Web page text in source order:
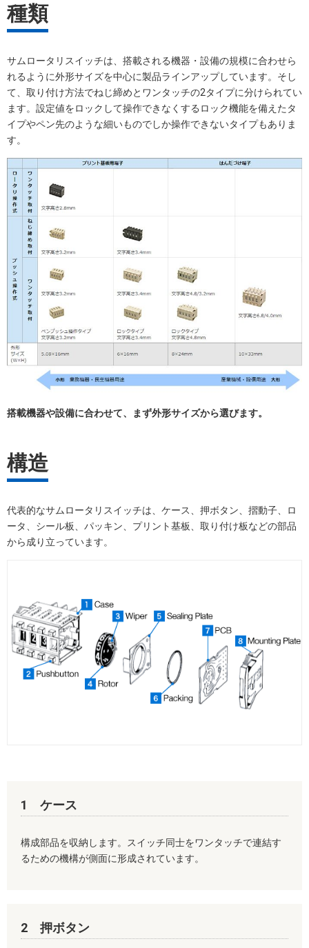
種類
サムロータリスイッチは、搭載される機器・設備の規模に合わせら
れるように外形サイズを中心に製品ラインアップしています。そし
て、取り付け方法でねじ締めとワンタッチの2タイプに分けられてい
ます。設定値をロックして操作できなくするロック機能を備えたタ
イプやペン先のような細いものでしか操作できないタイプもありま
す。
搭載機器や設備に合わせて、まず外形サイズから選びます。
構造
代表的なサムロータリスイッチは、ケース、押ボタン、摺動子、ロ
ータ、シール板、パッキン、プリント基板、取り付け板などの部品
から成り立っています。
1 ケース
構成部品を収納します。スイッチ同士をワンタッチで連結す
るための機構が側面に形成されています。
2 押ボタン